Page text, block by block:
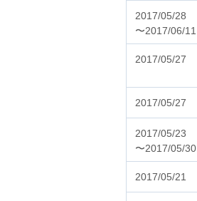
2017/05/28
〜2017/06/11
2017/05/27
2017/05/27
2017/05/23
〜2017/05/30
2017/05/21